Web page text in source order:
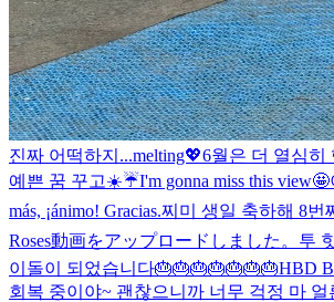
진짜 어떡하지...melting💖6월은 더 열심히
예쁜 꿈 꾸고☀️☔️I'm gonna miss this view🤩
más, ¡ánimo! Gracias.찌미 생일 축하해 8번
Roses動画をアップロードしました。 투
이돌이 되었습니다🎂🎂🎂🎂🎂🎂🎂HBD
회복 중이야~ 괜찮으니까 너무 걱정 마